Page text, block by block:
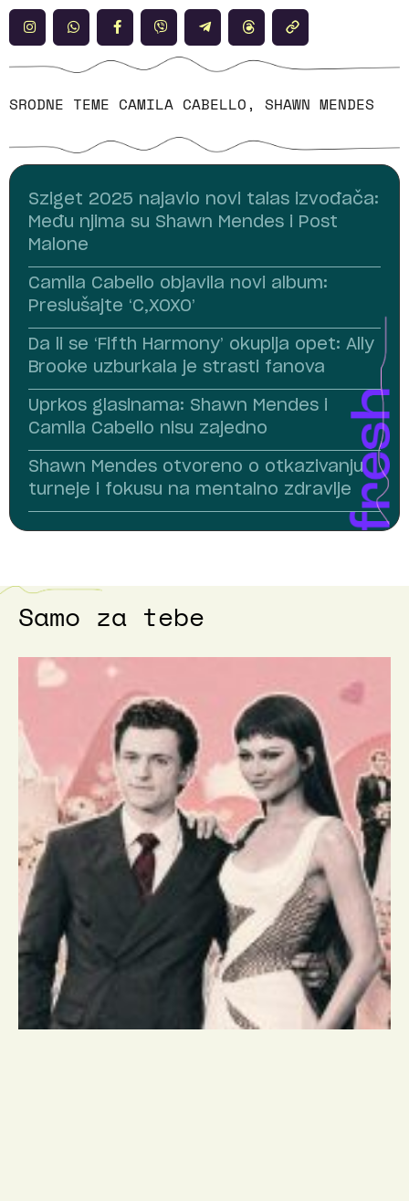
SRODNE TEME CAMILA CABELLO, SHAWN MENDES
Sziget 2025 najavio novi talas izvođača:
Među njima su Shawn Mendes i Post
Malone
Camila Cabello objavila novi album:
Preslušajte ‘C,XOXO’
Da li se ‘Fifth Harmony’ okuplja opet: Ally
Brooke uzburkala je strasti fanova
Uprkos glasinama: Shawn Mendes i
Camila Cabello nisu zajedno
Shawn Mendes otvoreno o otkazivanju
turneje i fokusu na mentalno zdravlje
Samo za tebe